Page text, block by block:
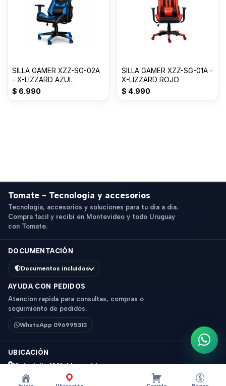
SILLA GAMER XZZ-SG-02A
- X-LIZZARD AZUL
$ 6.990
SILLA GAMER XZZ-SG-01A -
X-LIZZARD ROJO
$ 4.990
Tomate - Tecnologia y accesorios
Tecnologia, accesorios y soluciones para tu dia a dia.
Compra facil y recibi en Montevideo y todo Uruguay
con Tomate.
DOCUMENTACIÓN
Documentos incluidos
AYUDA CON PEDIDOS
Atencion rapida para consultas, compras o
seguimiento de pedidos.
WhatsApp 096995313
UBICACIÓN
18 de Julio 1831, Montevideo
Horario: 9 a 18 hs